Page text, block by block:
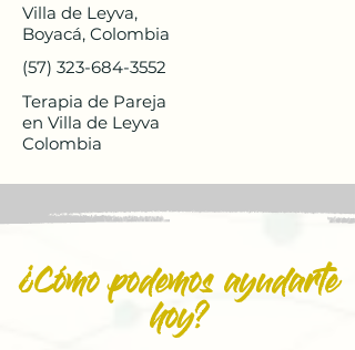
Villa de Leyva,
Boyacá, Colombia
(57) 323-684-3552
Terapia de Pareja
en Villa de Leyva
Colombia
¿Cómo podemos ayudarte
hoy?